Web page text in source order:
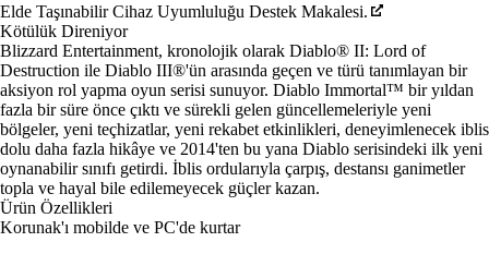
Elde Taşınabilir Cihaz Uyumluluğu Destek Makalesi.
Kötülük Direniyor
Blizzard Entertainment, kronolojik olarak Diablo® II: Lord of
Destruction ile Diablo III®'ün arasında geçen ve türü tanımlayan bir
aksiyon rol yapma oyun serisi sunuyor. Diablo Immortal™ bir yıldan
fazla bir süre önce çıktı ve sürekli gelen güncellemeleriyle yeni
bölgeler, yeni teçhizatlar, yeni rekabet etkinlikleri, deneyimlenecek iblis
dolu daha fazla hikâye ve 2014'ten bu yana Diablo serisindeki ilk yeni
oynanabilir sınıfı getirdi. İblis ordularıyla çarpış, destansı ganimetler
topla ve hayal bile edilemeyecek güçler kazan.
Ürün Özellikleri
Korunak'ı mobilde ve PC'de kurtar